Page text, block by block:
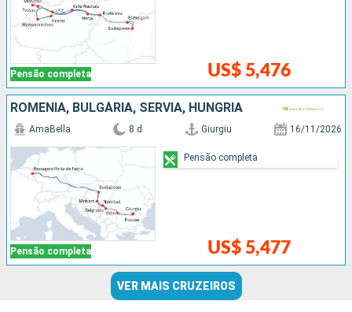
Pensão completa US$ 5,476
ROMÊNIA, BULGÁRIA, SÉRVIA, HUNGRIA
Pensão completa
AmaBella 8 d Giurgiu 16/11/2026
US$ 5,477
Pensão completa
VER MAIS CRUZEIROS